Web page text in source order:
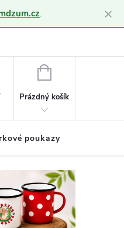
. ×
NÁKUPNÍ
Prázdný košík
poukazy